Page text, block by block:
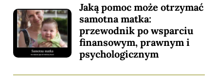
Jaką pomoc może otrzymać
samotna matka:
przewodnik po wsparciu
finansowym, prawnym i
psychologicznym